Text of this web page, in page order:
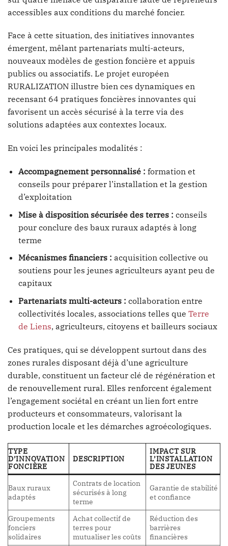
accessibles aux conditions du marché foncier.
Face à cette situation, des initiatives innovantes
émergent, mêlant partenariats multi-acteurs,
nouveaux modèles de gestion foncière et appuis
publics ou associatifs. Le projet européen
RURALIZATION illustre bien ces dynamiques en
recensant 64 pratiques foncières innovantes qui
favorisent un accès sécurisé à la terre via des
solutions adaptées aux contextes locaux.
En voici les principales modalités :
Accompagnement personnalisé : formation et
conseils pour préparer l’installation et la gestion
d’exploitation
Mise à disposition sécurisée des terres : conseils
pour conclure des baux ruraux adaptés à long
terme
Mécanismes financiers : acquisition collective ou
soutiens pour les jeunes agriculteurs ayant peu de
capitaux
Partenariats multi-acteurs : collaboration entre
collectivités locales, associations telles que Terre
de Liens, agriculteurs, citoyens et bailleurs sociaux
Ces pratiques, qui se développent surtout dans des
zones rurales disposant déjà d’une agriculture
durable, constituent un facteur clé de régénération et
de renouvellement rural. Elles renforcent également
l’engagement sociétal en créant un lien fort entre
producteurs et consommateurs, valorisant la
production locale et les démarches agroécologiques.
TYPE
D’INNOVATION
FONCIÈRE
DESCRIPTION
IMPACT SUR
L’INSTALLATION
DES JEUNES
Baux ruraux
adaptés
Contrats de location
sécurisés à long
terme
Garantie de stabilité
et confiance
Groupements
fonciers
solidaires
Achat collectif de
terres pour
mutualiser les coûts
Réduction des
barrières
financières